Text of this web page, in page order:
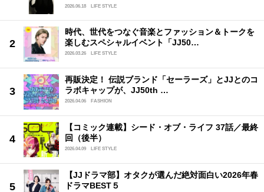
2026.06.18
LIFE STYLE
時代、世代をつなぐ音楽とファッション＆トークを
楽しむスペシャルイベント「JJ50…
2026.03.26 LIFE STYLE
再販決定！ 伝説ブランド「セーラーズ」とJJとのコ
ラボキャップが、JJ50th …
2026.04.06 FASHION
【コミック連載】シード・オブ・ライフ 37話／最終
回（後半）
2026.04.09 LIFE STYLE
【JJドラマ部】オタクが選んだ絶対面白い2026年春
ドラマBEST５